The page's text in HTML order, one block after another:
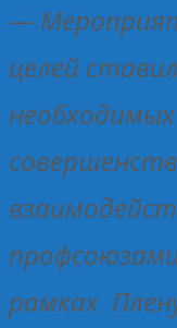
—
целей
рамках